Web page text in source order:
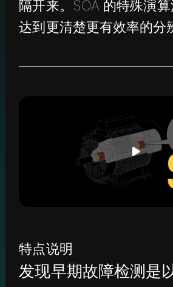
隔开来。SOA 的特殊演
达到更清楚更有效率的分
特点说明
发现早期故障检测是